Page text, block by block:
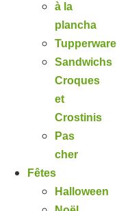
à la
plancha
Tupperware
Sandwichs
Croques
et
Crostinis
Pas
cher
Fêtes
Halloween